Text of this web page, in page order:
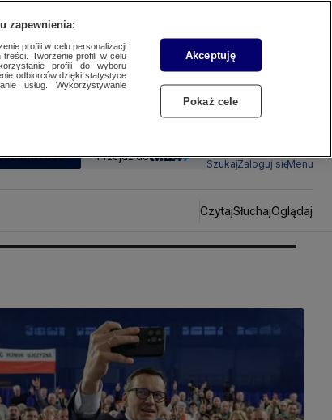
Przejdź do
SzukajZaloguj sięMenu
CzytajSłuchajOglądaj
zapewnienia:
profili w celu personalizacji
Tworzenie profili w celu
profili do wyboru
odbiorców dzięki statystyce
usług. Wykorzystywanie
Akceptuję
Pokaż cele